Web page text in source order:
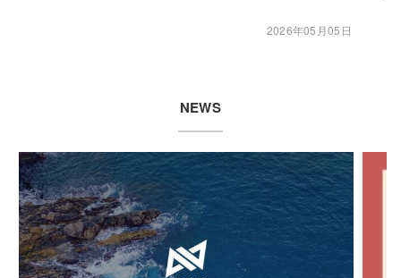
2026年05月05日
NEWS